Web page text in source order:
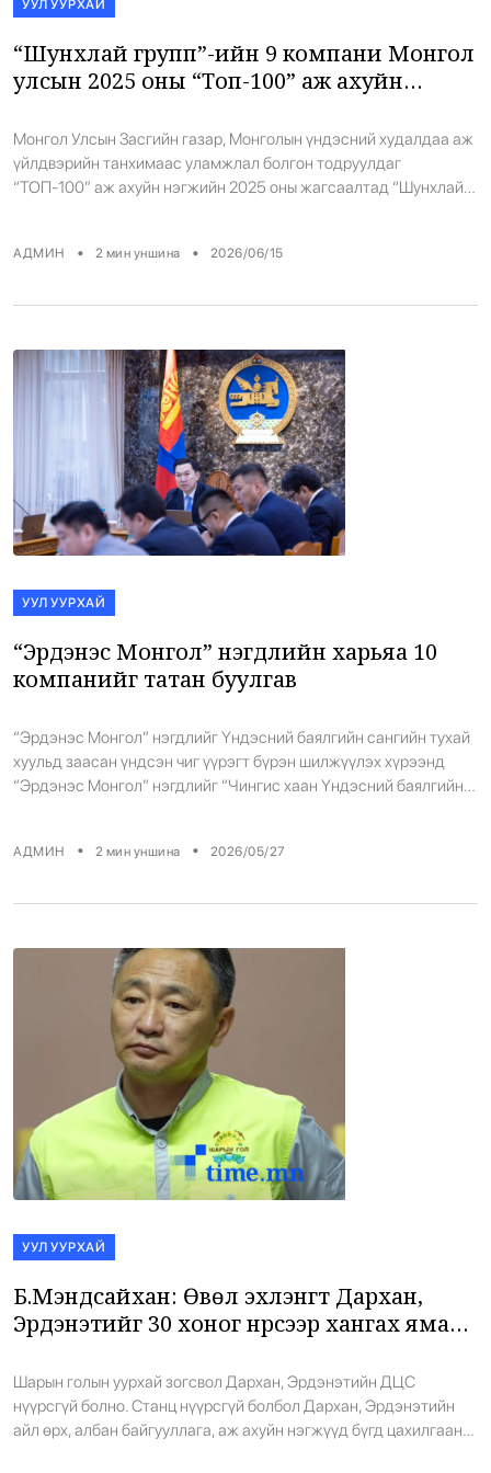
УУЛ УУРХАЙ
“Шунхлай групп”-ийн 9 компани Монгол
улсын 2025 оны “Топ-100” аж ахуйн
Монгол Улсын Засгийн газар, Монголын үндэсний худалдаа аж
үйлдвэрийн танхимаас уламжлал болгон тодруулдаг
“ТОП-100” аж ахуйн нэгжийн 2025 оны жагсаалтад “Шунхлай
Энэхүү шалгаруулалт нь аж ахуйн нэгжүүдийг борлуулалтын
ажиллагсдын тоо, ашгийн […]
АДМИН • 2 мин уншина • 2026/06/15
УУЛ УУРХАЙ
“Эрдэнэс Монгол” нэгдлийн харьяа 10
компанийг татан буулгав
“Эрдэнэс Монгол” нэгдлийг Үндэсний баялгийн сангийн тухай
хуульд заасан үндсэн чиг үүрэгт бүрэн шилжүүлэх хүрээнд
“Эрдэнэс Монгол” нэгдлийг “Чингис хаан Үндэсний баялгийн
нэгдлийг уул уурхайн салбарын хяналт, удирдлагын уламжлалт
хөрөнгө оруулалт, баялгийн сангийн менежмент, IPO […]
АДМИН • 2 мин уншина • 2026/05/27
УУЛ УУРХАЙ
Б.Мэндсайхан: Өвөл эхлэнгүүт Дархан,
Эрдэнэтийг 30 хоног нүүрсээр хангах ямар
Шарын голын уурхай зогсвол Дархан, Эрдэнэтийн ДЦС
нүүрсгүй болно. Станц нүүрсгүй болбол Дархан, Эрдэнэтийн
айл өрх, албан байгууллага, аж ахуйн нэгжүүд бүгд цахилгаан,